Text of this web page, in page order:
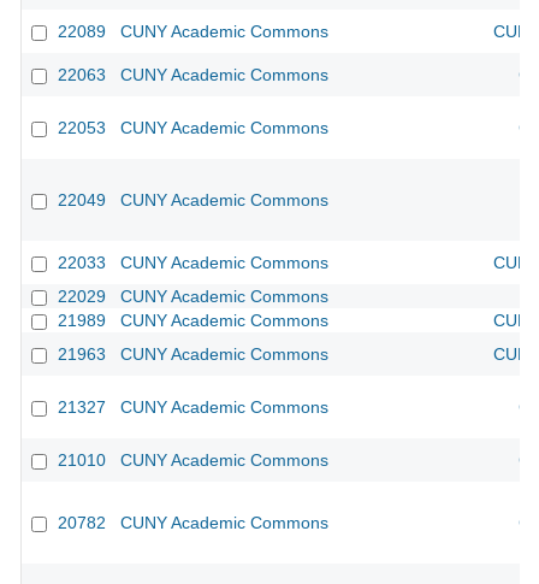
22089 CUNY Academic Commons
22063 CUNY Academic Commons
22053 CUNY Academic Commons
22049 CUNY Academic Commons
22033 CUNY Academic Commons
22029
CUNY Academic Commons
21989
CUNY Academic Commons
21963
CUNY Academic Commons
21327 CUNY Academic Commons
21010 CUNY Academic Commons
20782 CUNY Academic Commons